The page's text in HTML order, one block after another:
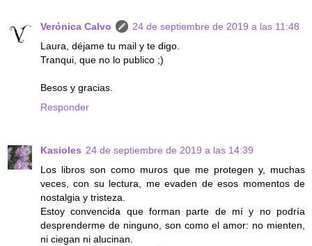
Verónica Calvo
24 de septiembre de 2019 a las 11:48
Laura, déjame tu mail y te digo.
Tranqui, que no lo publico ;)
Besos y gracias.
Responder
Kasioles 24 de septiembre de 2019 a las 14:39
Los libros son como muros que me protegen y, muchas
veces, con su lectura, me evaden de esos momentos de
nostalgia y tristeza.
Estoy convencida que forman parte de mí y no podría
desprenderme de ninguno, son como el amor: no mienten,
ni ciegan ni alucinan.